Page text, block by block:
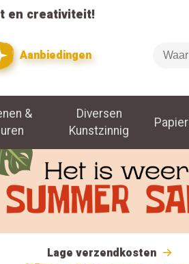
en creativiteit!
Aanbiedingen
Zoeken
&
Diversen
Kunstzinnig
Papier
Lage verzendkosten